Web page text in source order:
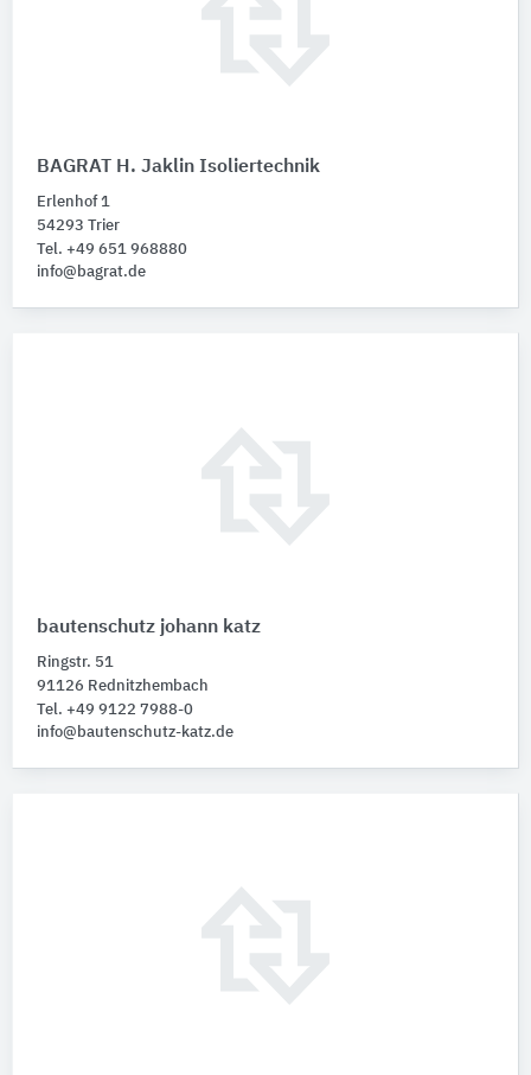
BAGRAT H. Jaklin Isoliertechnik
Erlenhof 1
54293 Trier
Tel. +49 651 968880
info@bagrat.de
bautenschutz johann katz
Ringstr. 51
91126 Rednitzhembach
Tel. +49 9122 7988-0
info@bautenschutz-katz.de